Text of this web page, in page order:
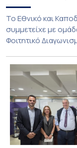
To Εθνικό και
συμμετείχε με
Φοιτητικό
Ιουλίου στο
συμμετείχαν 447
πανεπιστήμια
επίσης το Εθνικό
Πανεπιστήμιο […]